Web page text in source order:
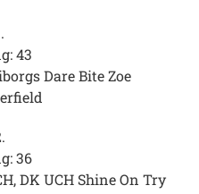
43
Dare Bite Zoe
36
DK UCH Shine On Try